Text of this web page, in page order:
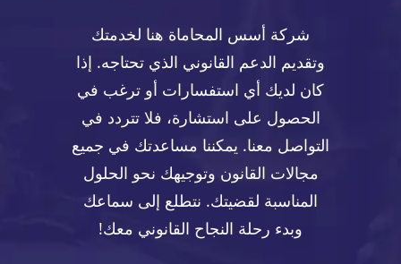
شركة أسس المحاماة هنا لخدمتك
وتقديم الدعم القانوني الذي تحتاجه. إذا
كان لديك أي استفسارات أو ترغب في
الحصول على استشارة، فلا تتردد في
التواصل معنا. يمكننا مساعدتك في جميع
مجالات القانون وتوجيهك نحو الحلول
المناسبة لقضيتك. نتطلع إلى سماعك
وبدء رحلة النجاح القانوني معك!